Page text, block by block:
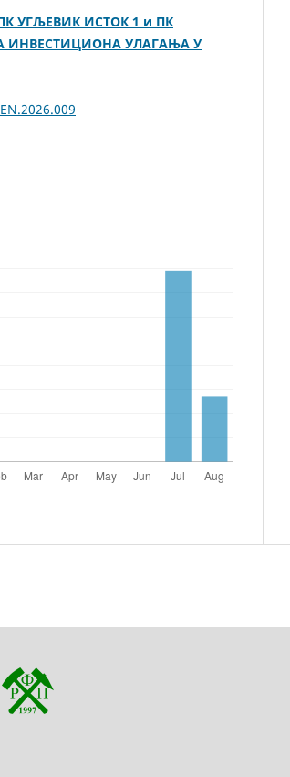
УГЉЕВИК ИСТОК 1 и ПК
ИНВЕСТИЦИОНА УЛАГАЊА У